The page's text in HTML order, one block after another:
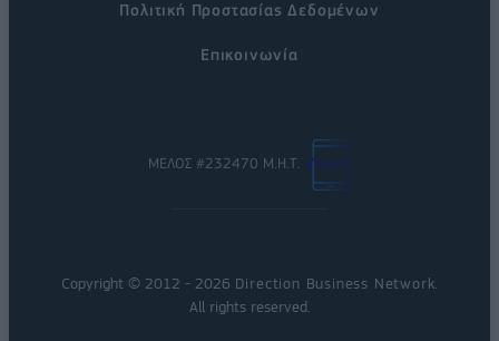
Πολιτική Προστασίας Δεδομένων
Επικοινωνία
ΜΕΛΟΣ #232470 Μ.Η.Τ.
Copyright © 2012 - 2026 Direction Business Network
All rights reserved.